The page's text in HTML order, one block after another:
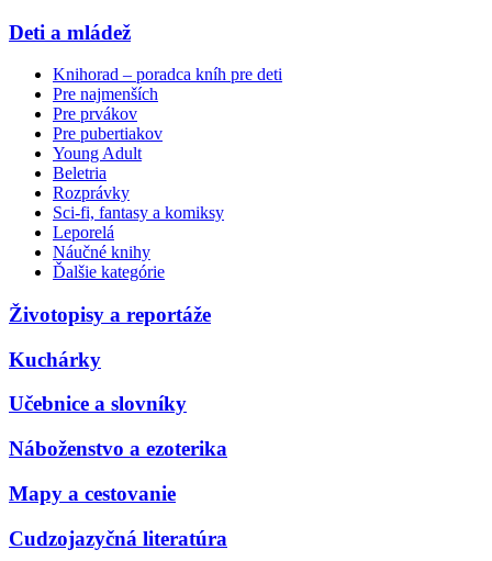
Deti a mládež
Knihorad – poradca kníh pre deti
Pre najmenších
Pre prvákov
Pre pubertiakov
Young Adult
Beletria
Rozprávky
Sci-fi, fantasy a komiksy
Leporelá
Náučné knihy
Ďalšie kategórie
Životopisy a reportáže
Kuchárky
Učebnice a slovníky
Náboženstvo a ezoterika
Mapy a cestovanie
Cudzojazyčná literatúra